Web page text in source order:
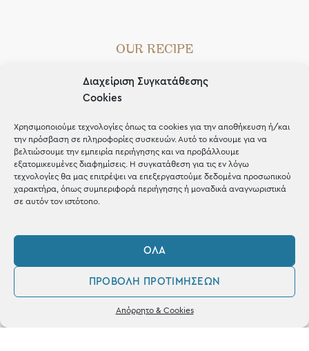
Διαχείριση Συγκατάθεσης
Cookies
Χρησιμοποιούμε τεχνολογίες όπως τα cookies για την αποθήκευση ή/και
την πρόσβαση σε πληροφορίες συσκευών. Αυτό το κάνουμε για να
βελτιώσουμε την εμπειρία περιήγησης και να προβάλλουμε
εξατομικευμένες διαφημίσεις. Η συγκατάθεση για τις εν λόγω
τεχνολογίες θα μας επιτρέψει να επεξεργαστούμε δεδομένα προσωπικού
χαρακτήρα, όπως συμπεριφορά περιήγησης ή μοναδικά αναγνωριστικά
σε αυτόν τον ιστότοπο.
ΌΛΑ
ΠΡΟΒΟΛΉ ΠΡΟΤΙΜΉΣΕΩΝ
Απόρρητο & Cookies
OUR RECIPE
Gifts
Blog
Shop the look
ΚΑΤΑΣΤΗΜΑ
Σταθά 17, 38221 Βόλος
2421 217300
Δευ / Τετ / Σαβ: 09:00 - 15:00
0